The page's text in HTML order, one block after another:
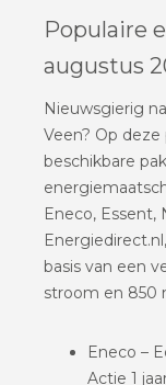
Populaire
augustus
Nieuwsgierig
Veen? Op
beschikbare
Eneco, Essent,
basis van een
stroom en 850
Eneco –
Actie 1